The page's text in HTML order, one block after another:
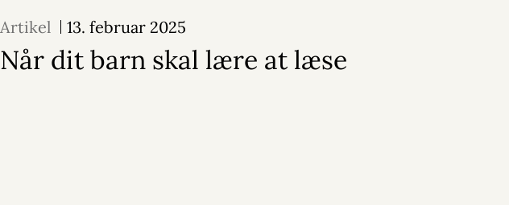
Artikel 13. februar 2025
Når dit barn skal lære at læse